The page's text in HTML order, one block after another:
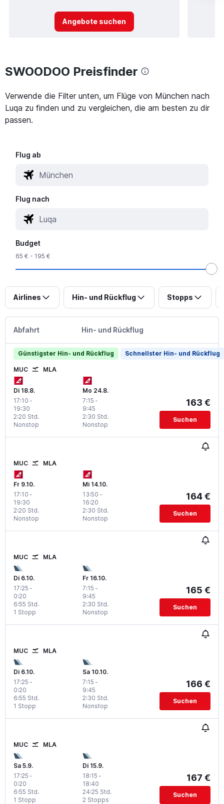
Angebote suchen
SWOODOO Preisfinder
Verwende die Filter unten, um Flüge von München nach
Luqa zu finden und zu vergleichen, die am besten zu dir
passen.
Flug ab
Flug nach
Budget
65 € - 195 €
Airlines Hin- und Rückflug Stopps
Abfahrt Hin- und Rückflug
Günstigster Hin- und Rückflug Schnellster Hin- und Rückflug
MUC MLA
Di 18.8.
17:10 -
19:30
Nonstop
2:20 Std.
Mo 24.8.
7:15 -
9:45
Nonstop
2:30 Std.
163 €
Suchen
MUC MLA
Fr 9.10.
17:10 -
19:30
Nonstop
2:20 Std.
Mi 14.10.
13:50 -
16:20
Nonstop
2:30 Std.
164 €
Suchen
MUC MLA
Di 6.10.
17:25 -
0:20
1 Stopp
6:55 Std.
Fr 16.10.
7:15 -
9:45
Nonstop
2:30 Std.
165 €
Suchen
MUC MLA
Di 6.10.
17:25 -
0:20
1 Stopp
6:55 Std.
Sa 10.10.
7:15 -
9:45
Nonstop
2:30 Std.
166 €
Suchen
MUC MLA
Sa 5.9.
17:25 -
0:20
1 Stopp
6:55 Std.
Di 15.9.
18:15 -
18:40
2 Stopps
24:25 Std.
167 €
Suchen